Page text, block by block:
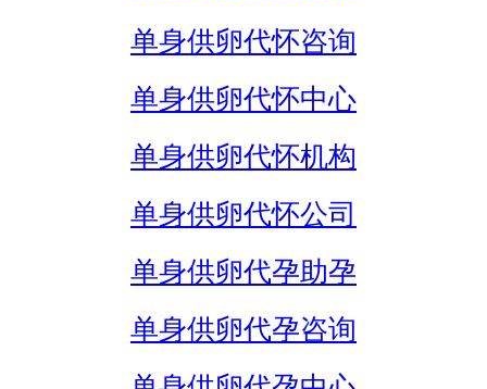
单身供卵代怀咨询
单身供卵代怀中心
单身供卵代怀机构
单身供卵代怀公司
单身供卵代孕助孕
单身供卵代孕咨询